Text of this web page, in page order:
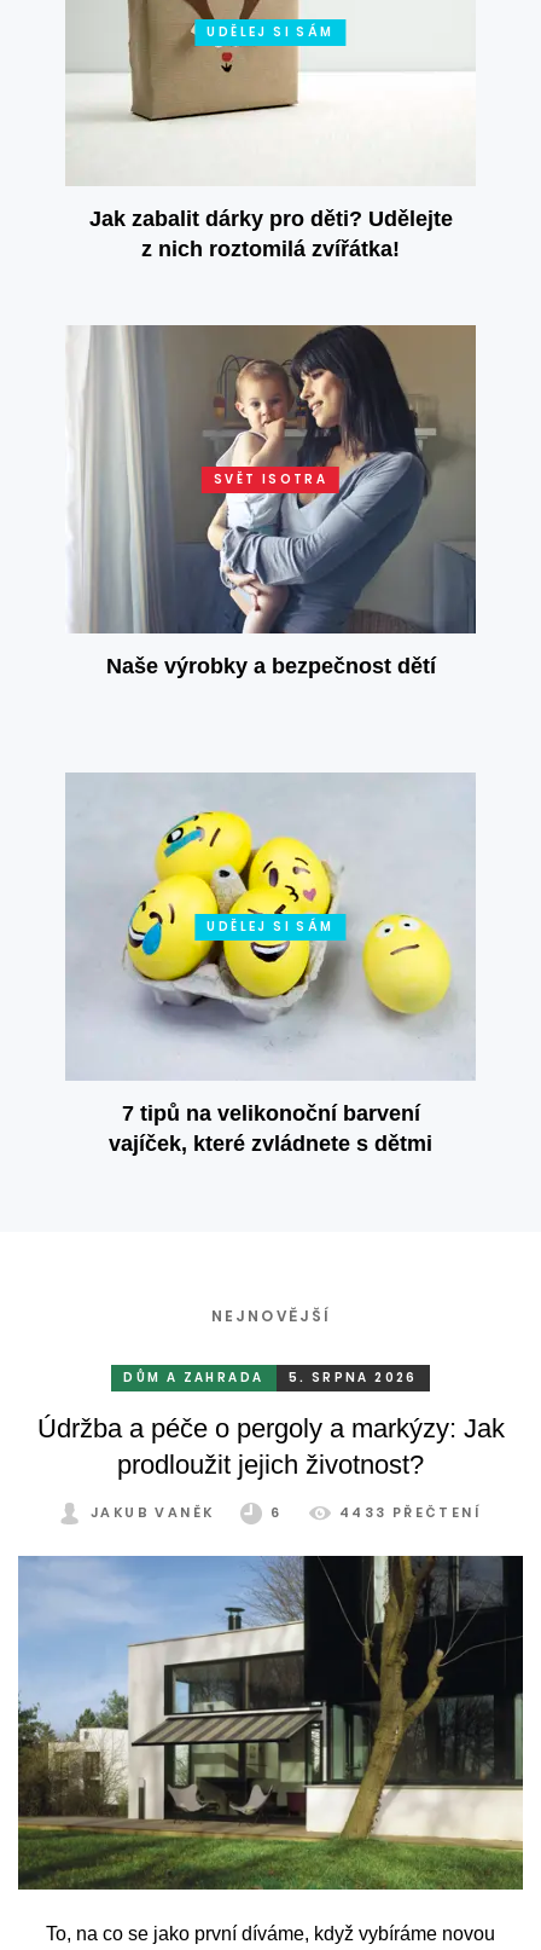
UDĚLEJ SI SÁM
Jak zabalit dárky pro děti? Udělejte
z nich roztomilá zvířátka!
SVĚT ISOTRA
Naše výrobky a bezpečnost dětí
UDĚLEJ SI SÁM
7 tipů na velikonoční barvení
vajíček, které zvládnete s dětmi
NEJNOVĚJŠÍ
DŮM A ZAHRADA 5. SRPNA 2026
Údržba a péče o pergoly a markýzy: Jak
prodloužit jejich životnost?
JAKUB VANĚK 6 4433 PŘEČTENÍ
To, na co se jako první díváme, když vybíráme novou